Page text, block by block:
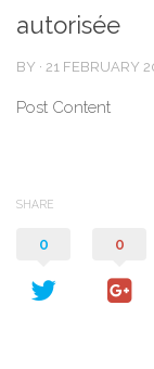
autorisée
BY · 21 FEBRUARY
Post Content
SHARE
0 0